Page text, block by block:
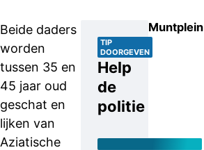
Beide daders
worden
tussen 35 en
45 jaar oud
geschat en
lijken van
Aziatische
TIP
DOORGEVEN
Help
de
politie
Muntplein